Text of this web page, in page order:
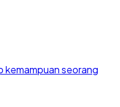
kemampuan seorang